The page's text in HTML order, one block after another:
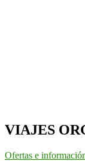
VIAJES
Ofertas e